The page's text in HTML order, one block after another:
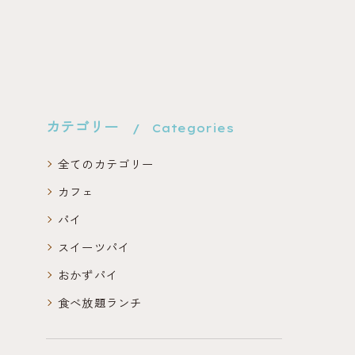
カテゴリー Categories
全てのカテゴリー
カフェ
パイ
スイーツパイ
おかずパイ
食べ放題ランチ